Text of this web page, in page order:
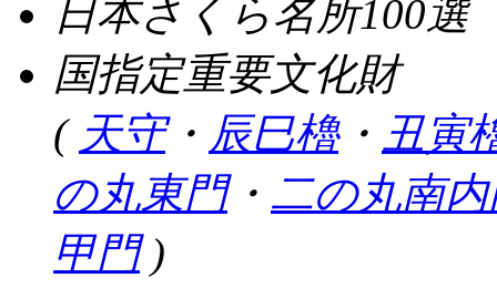
日本さくら名所100選
国指定重要文化財
( 天守・ 辰巳櫓・ 丑寅
の丸東門・ 二の丸南
甲門)